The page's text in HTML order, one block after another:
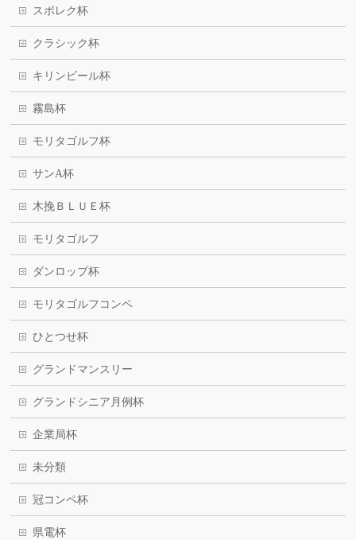
スポレク杯
クラシック杯
キリンビール杯
霧島杯
モリタゴルフ杯
サンA杯
木挽ＢＬＵＥ杯
モリタゴルフ
ダンロップ杯
モリタゴルフコンペ
ひとつせ杯
グランドマンスリー
グランドシニア月例杯
企業局杯
未分類
冠コンペ杯
県電杯